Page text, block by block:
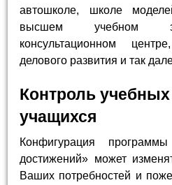
автошколе, школе
высшем учебном
консультационном
делового развития и так
Контроль
учащихся
Конфигурация
достижений» может
Ваших потребностей и